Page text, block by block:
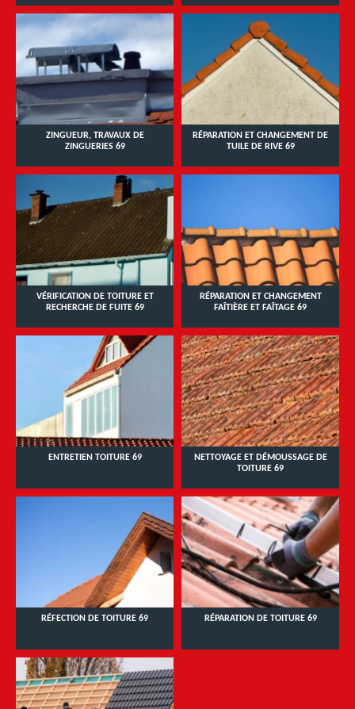
ZINGUEUR, TRAVAUX DE
ZINGUERIES 69
RÉPARATION ET CHANGEMENT DE
TUILE DE RIVE 69
VÉRIFICATION DE TOITURE ET
RECHERCHE DE FUITE 69
RÉPARATION ET CHANGEMENT
FAÎTIÈRE ET FAÎTAGE 69
ENTRETIEN TOITURE 69
NETTOYAGE ET DÉMOUSSAGE DE
TOITURE 69
RÉFECTION DE TOITURE 69 RÉPARATION DE TOITURE 69